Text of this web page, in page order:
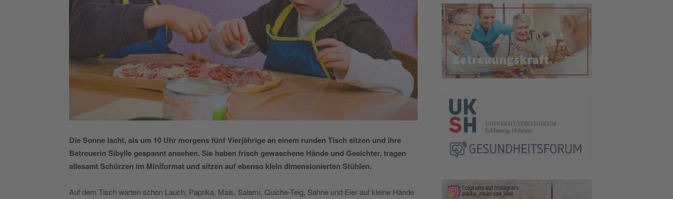
Die Sonne lacht, als um 10 Uhr morgens fünf Vierjährige an einem runden Tisch sitzen und ihre
Betreuerin Sibylle gespannt ansehen. Sie haben frisch gewaschene Hände und Gesichter, tragen
allesamt Schürzen im Miniformat und sitzen auf ebenso klein dimensionierten Stühlen.
Auf dem Tisch warten schon Lauch, Paprika, Mais, Salami, Quiche-Teig, Sahne und Eier auf kleine Hände